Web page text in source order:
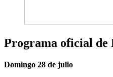
Programa oficial de
Domingo 28 de julio